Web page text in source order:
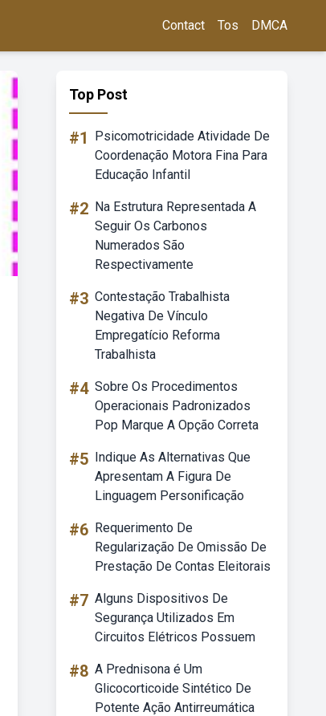
Contact Tos DMCA
Top Post
#1
Psicomotricidade Atividade De
Coordenação Motora Fina Para
Educação Infantil
#2 Na Estrutura Representada A
Seguir Os Carbonos
Numerados São
Respectivamente
#3 Contestação Trabalhista
Negativa De Vínculo
Empregatício Reforma
Trabalhista
#4 Sobre Os Procedimentos
Operacionais Padronizados
Pop Marque A Opção Correta
#5 Indique As Alternativas Que
Apresentam A Figura De
Linguagem Personificação
#6 Requerimento De
Regularização De Omissão De
Prestação De Contas Eleitorais
#7 Alguns Dispositivos De
Segurança Utilizados Em
Circuitos Elétricos Possuem
#8 A Prednisona é Um
Glicocorticoide Sintético De
Potente Ação Antirreumática